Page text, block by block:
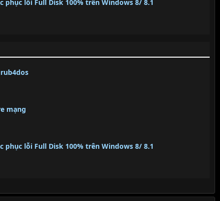
phục lỗi Full Disk 100% trên Windows 8/ 8.1
mạng
phục lỗi Full Disk 100% trên Windows 8/ 8.1